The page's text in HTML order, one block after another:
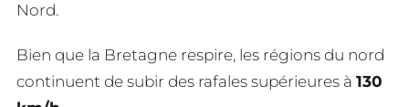
Nord.
Bien que la Bretagne respire, les régions du nord
continuent de subir des rafales supérieures à 130